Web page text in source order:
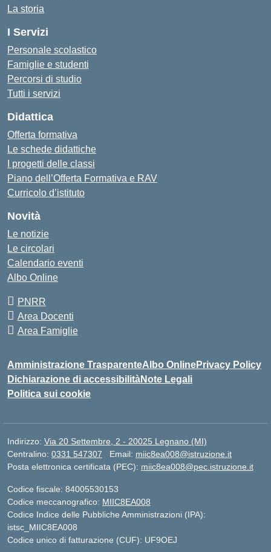
La storia
I Servizi
Personale scolastico
Famiglie e studenti
Percorsi di studio
Tutti i servizi
Didattica
Offerta formativa
Le schede didattiche
I progetti delle classi
Piano dell’Offerta Formativa e RAV
Curricolo d’istituto
Novità
Le notizie
Le circolari
Calendario eventi
Albo Online
PNRR
Area Docenti
Area Famiglie
Amministrazione TrasparenteAlbo OnlinePrivacy Policy
Dichiarazione di accessibilitàNote Legali
Politica sui cookie
Indirizzo: Via 20 Settembre, 2 - 20025 Legnano (MI)
Centralino: 0331 547307 Email: miic8ea008@istruzione.it
Posta elettronica certificata (PEC): miic8ea008@pec.istruzione.it
Codice fiscale: 84005530153
Codice meccanografico: MIIC8EA008
Codice Indice delle Pubbliche Amministrazioni (IPA):
istsc_MIIC8EA008
Codice unico di fatturazione (CUF): UF9OEJ